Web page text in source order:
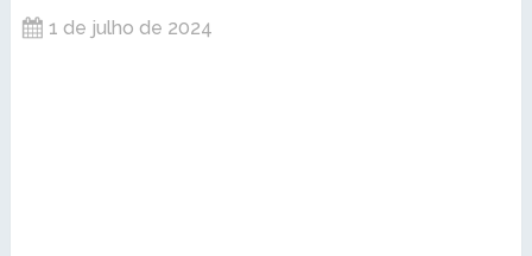
1 de julho de 2024